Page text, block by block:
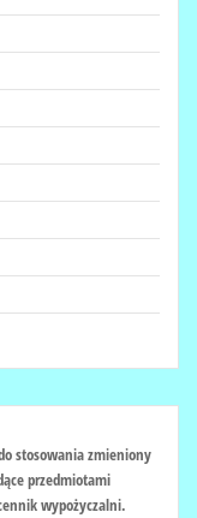
stosowania zmieniony
przedmiotami
wypożyczalni.